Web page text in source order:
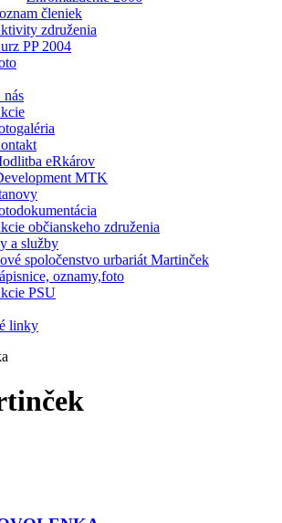
členiek
združenia
PP 2004
nás
eRkárov
MTK
občianskeho združenia
a služby
spoločenstvo urbariát Martinček
oznamy,foto
PSU
linky